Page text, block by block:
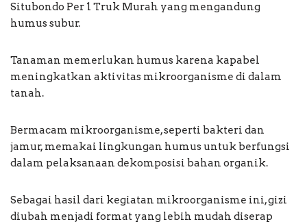
Situbondo Per 1 Truk Murah yang mengandung
humus subur.
Tanaman memerlukan humus karena kapabel
meningkatkan aktivitas mikroorganisme di dalam
tanah.
Bermacam mikroorganisme, seperti bakteri dan
jamur, memakai lingkungan humus untuk berfungsi
dalam pelaksanaan dekomposisi bahan organik.
Sebagai hasil dari kegiatan mikroorganisme ini, gizi
diubah menjadi format yang lebih mudah diserap